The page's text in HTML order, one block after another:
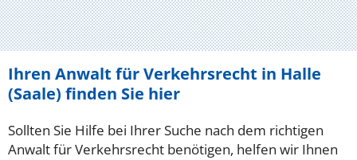
Ihren Anwalt für Verkehrsrecht in Halle
(Saale) finden Sie hier
Sollten Sie Hilfe bei Ihrer Suche nach dem richtigen
Anwalt für Verkehrsrecht benötigen, helfen wir Ihnen